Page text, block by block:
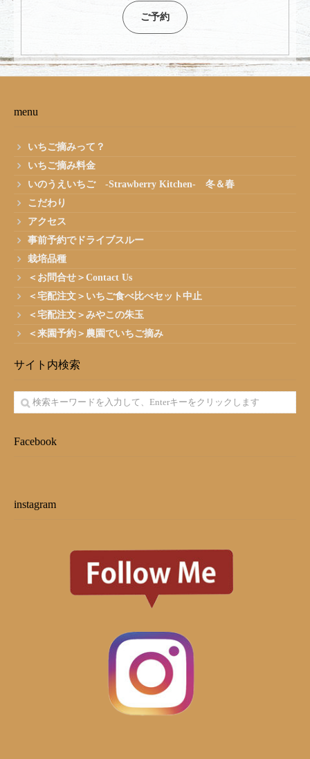
ご予約
menu
いちご摘みって？
いちご摘み料金
いのうえいちご -Strawberry Kitchen- 冬＆春
こだわり
アクセス
事前予約でドライブスルー
栽培品種
＜お問合せ＞Contact Us
＜宅配注文＞いちご食べ比べセット中止
＜宅配注文＞みやこの朱玉
＜来園予約＞農園でいちご摘み
サイト内検索
Facebook
instagram